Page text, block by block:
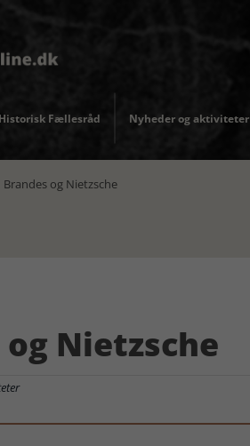
Fællesråd Nyheder og aktiviteter
Brandes og Nietzsche
Nietzsche